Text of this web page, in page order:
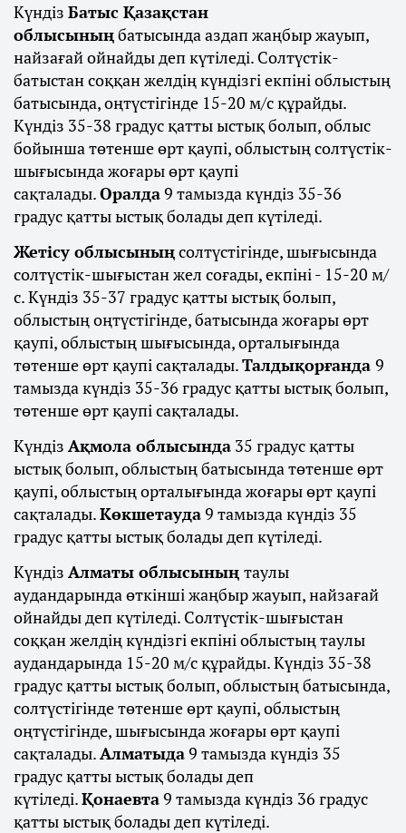
Күндіз Батыс Қазақстан
облысыныңбатысында аздап жаңбыр жауып,
найзағай ойнайды деп күтіледі. Солтүстік-
батыстан соққан желдің күндізгі екпіні облыстың
батысында, оңтүстігінде 15-20 м/с құрайды.
Күндіз 35-38 градус қатты ыстық болып, облыс
бойынша төтенше өрт қаупі, облыстың солтүстік-
шығысында жоғары өрт қаупі
сақталады.Оралда9 тамызда күндіз 35-36
градус қатты ыстық болады деп күтіледі.
Жетісу облысыныңсолтүстігінде, шығысында
солтүстік-шығыстан жел соғады, екпіні - 15-20 м/
с. Күндіз 35-37 градус қатты ыстық болып,
облыстың оңтүстігінде, батысында жоғары өрт
қаупі, облыстың шығысында, орталығында
төтенше өрт қаупі сақталады.Талдықорғанда 9
тамызда күндіз 35-36 градус қатты ыстық болып,
төтенше өрт қаупі сақталады.
Күндіз Ақмола облысында 35 градус қатты
ыстық болып, облыстың батысында төтенше өрт
қаупі, облыстың орталығында жоғары өрт қаупі
сақталады.Көкшетауда9 тамызда күндіз 35
градус қатты ыстық болады деп күтіледі.
Күндіз Алматы облысының таулы
аудандарында өткінші жаңбыр жауып, найзағай
ойнайды деп күтіледі. Солтүстік-шығыстан
соққан желдің күндізгі екпіні облыстың таулы
аудандарында 15-20 м/с құрайды. Күндіз 35-38
градус қатты ыстық болып, облыстың батысында,
солтүстігінде төтенше өрт қаупі, облыстың
оңтүстігінде, шығысында жоғары өрт қаупі
сақталады.Алматыда9 тамызда күндіз 35
градус қатты ыстық болады деп
күтіледі.Қонаевта9 тамызда күндіз 36 градус
қатты ыстық болады деп күтіледі.